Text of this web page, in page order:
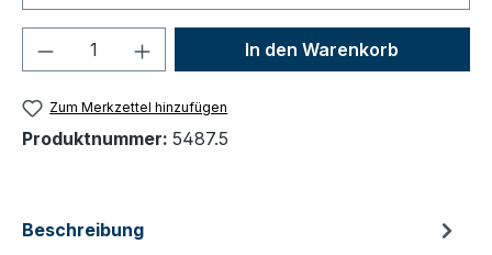
Produkt Anzahl: Gib denIn den Warenkorb
Zum Merkzettel hinzufügen
Produktnummer: 5487.5
Beschreibung